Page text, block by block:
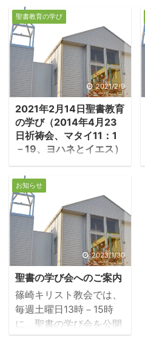
伝道）
1.テサロニケでの暴動
・パウロとシラスはフ
ィリピで牢から解放さ
れ、テサロニケに行っ
た。ここでも二人はユダ
ヤ人会堂を拠点に伝道を
行い、信じる者たちが生
まれた。テサロニケ教会
の誕生である。 －使徒
17：1－4「パウロとシラ
スは、アンフイポリスと
アポロニアを経てテサロ
ニケに着いた。ここには
ユダヤ人の会堂があっ
た。パウロはいつものよ
うに、ユダヤ人の集まっ
ているところへ入って行
き、三回の安息日にわた
って聖書を引用して論じ
合い、『メシアは必ず苦
しみを受け、復活するこ
とになっ ...
聖書教育の学び
2021/2/9
2021年2月14日聖書教育
の学び（2014年4月23
日祈祷会、マタイ11：1
－19、ヨハネとイエス）
1.洗礼者ヨハネとイエ
ス ・イエスは洗礼者ヨ
ハネから洗礼を受けられ
た。ヨハネはイエスの師
であった。イエスは受洗
後も、故郷には戻られ
ず、ヨハネの下で学びを
深められた。しかし、イ
エスは次第にヨハネの言
動に違和感を持たれるよ
うになる。ヨハネのよう
に「罪びとを断罪し、悔
お知らせ
2023/1/30
聖書の学び会へのご案内
篠崎キリスト教会では、
毎週土曜日13時－15時
に、聖書の学び会を公開
で開催しています。現在